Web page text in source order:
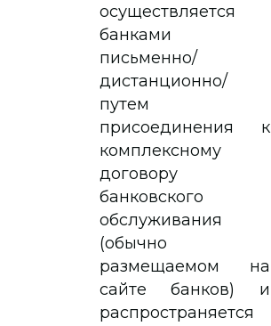
осуществляется
банками
письменно/
дистанционно/
путем
присоединения к
комплексному
договору
банковского
обслуживания
(обычно
размещаемом на
сайте банков) и
распространяется